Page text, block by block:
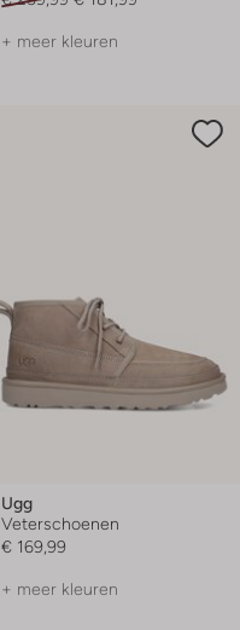
+ meer kleuren
Ugg
Veterschoenen
€ 169,99
+ meer kleuren